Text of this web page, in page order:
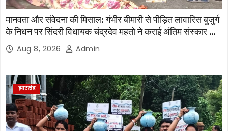
मानवता और संवेदना की मिसाल: गंभीर बीमारी से पीड़ित लावारिस बुजुर्ग
के निधन पर सिंदरी विधायक चंद्रदेव महतो ने कराई अंतिम संस्कार की
व्यवस्थाAug 8, 2026 Admin
झारखंड